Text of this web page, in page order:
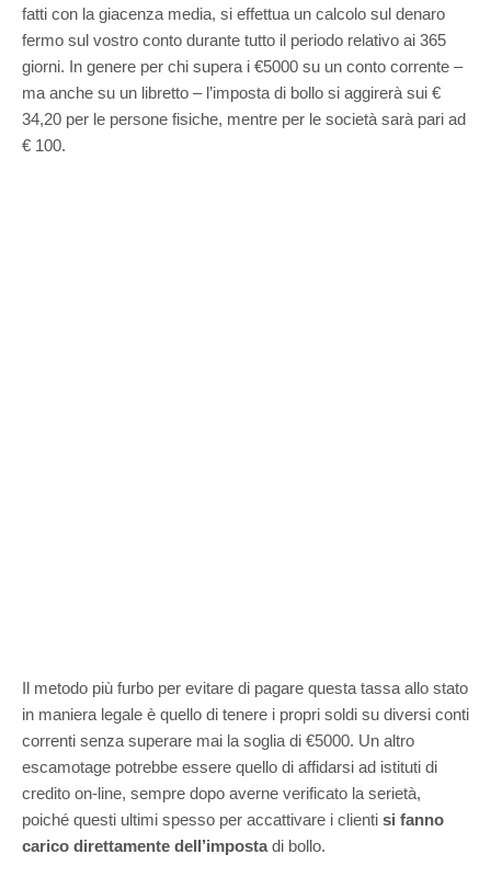
fatti con la giacenza media, si effettua un calcolo sul denaro
fermo sul vostro conto durante tutto il periodo relativo ai 365
giorni. In genere per chi supera i €5000 su un conto corrente –
ma anche su un libretto – l’imposta di bollo si aggirerà sui €
34,20 per le persone fisiche, mentre per le società sarà pari ad
€ 100.
Il metodo più furbo per evitare di pagare questa tassa allo stato
in maniera legale è quello di tenere i propri soldi su diversi conti
correnti senza superare mai la soglia di €5000. Un altro
escamotage potrebbe essere quello di affidarsi ad istituti di
credito on-line, sempre dopo averne verificato la serietà,
poiché questi ultimi spesso per accattivare i clienti si fanno
carico direttamente dell’impostadi bollo.